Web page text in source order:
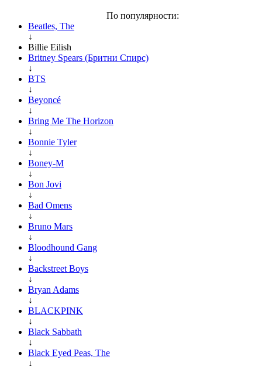
По популярности:
Beatles, The
↓
Billie Eilish
Britney Spears (Бритни Спирс)
↓
BTS
↓
Beyoncé
↓
Bring Me The Horizon
↓
Bonnie Tyler
↓
Boney-M
↓
Bon Jovi
↓
Bad Omens
↓
Bruno Mars
↓
Bloodhound Gang
↓
Backstreet Boys
↓
Bryan Adams
↓
BLACKPINK
↓
Black Sabbath
↓
Black Eyed Peas, The
↓